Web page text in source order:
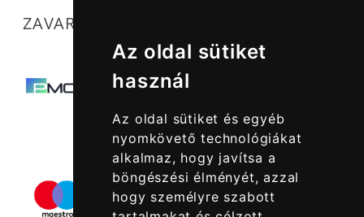
Az oldal sütiket
használ
Az oldal sütiket és egyéb
nyomkövető technológiákat
alkalmaz, hogy javítsa a
böngészési élményét, azzal
hogy személyre szabott
ZAVARTALAN MŰKÖDÉSÜNKET SEGÍTIK